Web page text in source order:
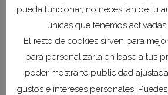
COEC
de ruta
Mazarrón
07 agosto,
pueda funcionar, no necesitan de tu
únicas que tenemos
El resto de cookies sirven para
para personalizarla en base a tus
poder mostrarte publicidad
gustos e intereses personales.